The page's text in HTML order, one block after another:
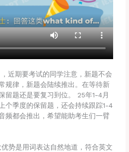
近期要考试的同学注意，新题不会
规律，新题会陆续推出。在等待新
留题还是要复习到位。 25年1-4月
个季度的保留题，还会持续跟踪1-4
频都会推出，希望能助考生们一臂
势是用词表达自然地道，符合英文